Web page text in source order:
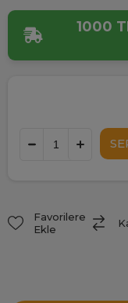
1000
Favorilere
Ekle